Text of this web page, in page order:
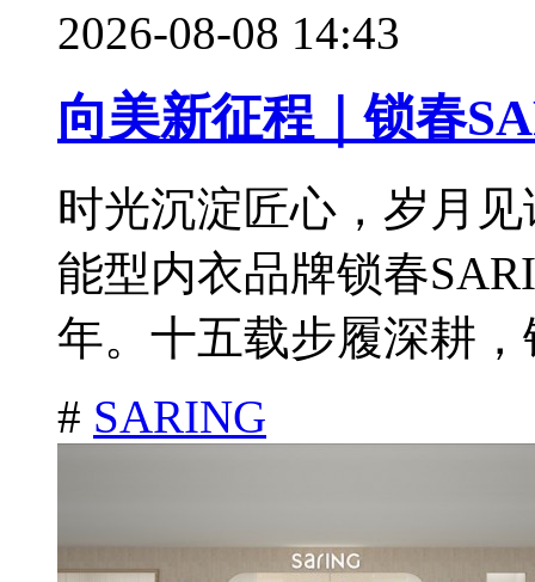
2026-08-08 14:43
向美新征程｜锁春
时光沉淀匠心，岁月
能型内衣品牌锁春
年。十五载步履深耕
# SARING